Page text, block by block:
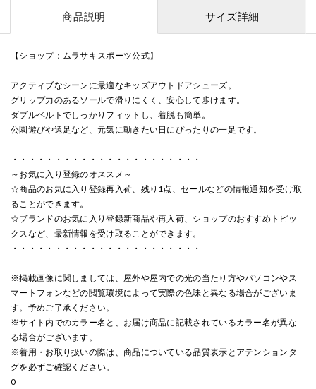
商品説明 サイズ詳細
【ショップ：ムラサキスポーツ公式】
アクティブなシーンに最適なキッズアウトドアシューズ。
グリップ力のあるソールで滑りにくく、安心して歩けます。
ダブルベルトでしっかりフィットし、着脱も簡単。
公園遊びや遠足など、元気に動きたい日にぴったりの一足です。
・・・・・・・・・・・・・・・・・・・・・・
～お気に入り登録のオススメ～
☆商品のお気に入り登録再入荷、残り1点、セールなどの情報通知を受け取
ることができます。
☆ブランドのお気に入り登録新商品や再入荷、ショップのおすすめトピッ
クスなど、最新情報を受け取ることができます。
・・・・・・・・・・・・・・・・・・・・・・
※掲載画像に関しましては、屋外や屋内での光の当たり方やパソコンやス
マートフォンなどの閲覧環境によって実際の色味と異なる場合がございま
す。予めご了承ください。
※サイト内でのカラー名と、お届け商品に記載されているカラー名が異な
る場合がございます。
※着用・お取り扱いの際は、商品についている品質表示とアテンションタ
グを必ずご確認ください。
0